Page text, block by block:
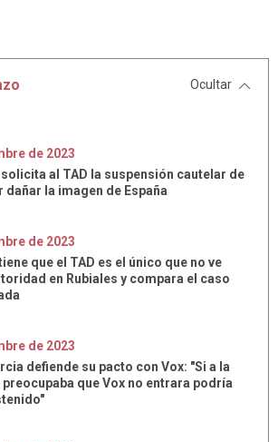
Ocultar
de 2023
solicita al TAD la suspensión cautelar de
dañar la imagen de España
de 2023
que el TAD es el único que no ve
en Rubiales y compara el caso
de 2023
defiende su pacto con Vox: "Si a la
que Vox no entrara podría